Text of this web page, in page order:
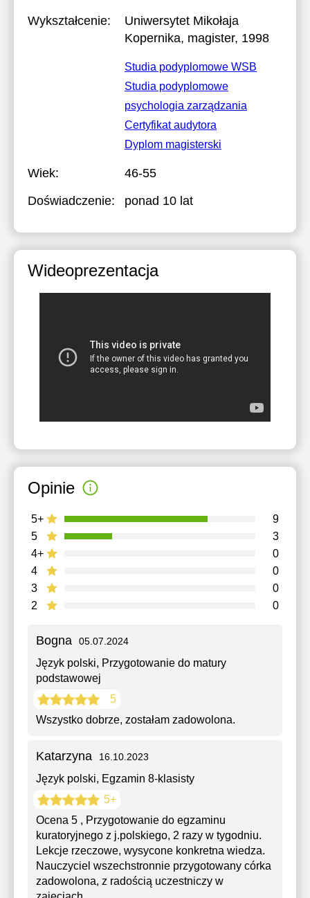
Wykształcenie:
Uniwersytet Mikołaja
Kopernika, magister, 1998
Studia podyplomowe WSB
Studia podyplomowe
psychologia zarządzania
Certyfikat audytora
Dyplom magisterski
Wiek:
46-55
Doświadczenie:
ponad 10 lat
Wideoprezentacja
Opinie
2 0
3 0
4 0
4+ 0
5 3
5+ 9
Bogna 05.07.2024
Język polski, Przygotowanie do matury
podstawowej
5
Wszystko dobrze, zostałam zadowolona.
Katarzyna 16.10.2023
Język polski, Egzamin 8-klasisty
5+
Ocena 5 , Przygotowanie do egzaminu
kuratoryjnego z j.polskiego, 2 razy w tygodniu.
Lekcje rzeczowe, wysycone konkretna wiedza.
Nauczyciel wszechstronnie przygotowany córka
zadowolona, z radością uczestniczy w